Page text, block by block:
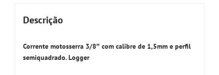
Descrição
Corrente motosserra 3/8″ com calibre de 1,5mm e perfil
semiquadrado. Logger